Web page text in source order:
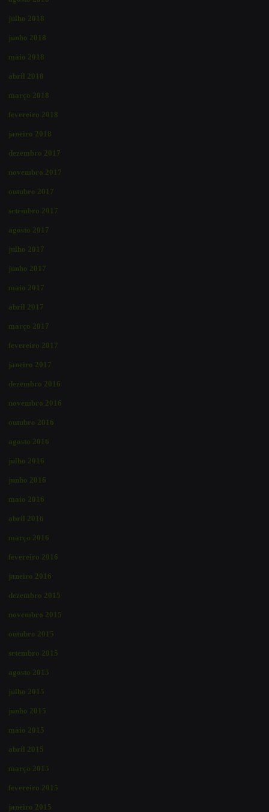
julho 2018
junho 2018
maio 2018
abril 2018
março 2018
fevereiro 2018
janeiro 2018
dezembro 2017
novembro 2017
outubro 2017
setembro 2017
agosto 2017
julho 2017
junho 2017
maio 2017
abril 2017
março 2017
fevereiro 2017
janeiro 2017
dezembro 2016
novembro 2016
outubro 2016
agosto 2016
julho 2016
junho 2016
maio 2016
abril 2016
março 2016
fevereiro 2016
janeiro 2016
dezembro 2015
novembro 2015
outubro 2015
setembro 2015
agosto 2015
julho 2015
junho 2015
maio 2015
abril 2015
março 2015
fevereiro 2015
janeiro 2015